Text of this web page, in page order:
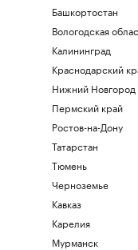
Башкортостан
Вологодская
Калининград
Краснодарский
Нижний Новгород
Пермский край
Ростов-на-Дону
Татарстан
Тюмень
Черноземье
Кавказ
Карелия
Мурманск